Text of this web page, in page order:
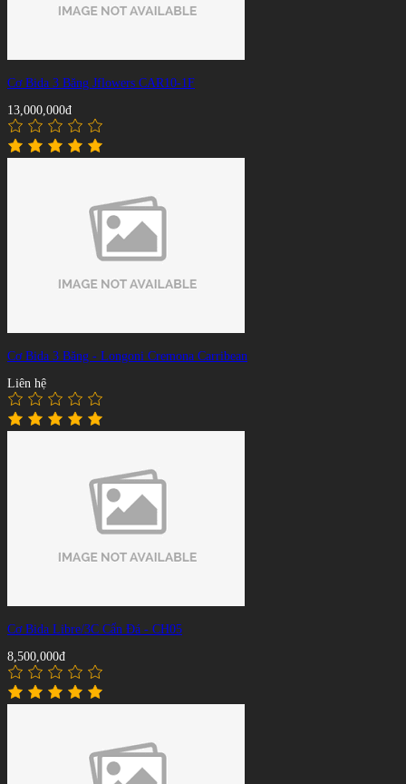
Cơ Bida 3 Băng Jflowers CAR10-1F
13,000,000đ
Cơ Bida 3 Băng - Longoni Cremona Carribean
Liên hệ
Cơ Bida Libre/3C Cẩn Đá - CH05
8,500,000đ